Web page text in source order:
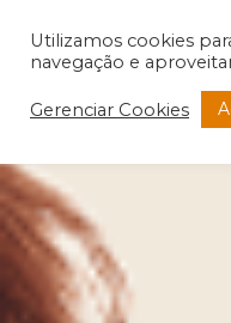
Utilizamos cookies
navegação e
Gerenciar Cookies